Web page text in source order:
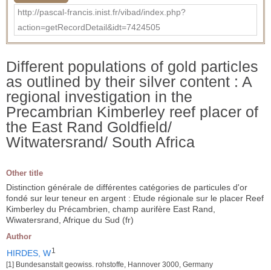
http://pascal-francis.inist.fr/vibad/index.php?
action=getRecordDetail&idt=7424505
Different populations of gold particles
as outlined by their silver content : A
regional investigation in the
Precambrian Kimberley reef placer of
the East Rand Goldfield/
Witwatersrand/ South Africa
Other title
Distinction générale de différentes catégories de particules d'or
fondé sur leur teneur en argent : Etude régionale sur le placer Reef
Kimberley du Précambrien, champ aurifère East Rand,
Wiwatersrand, Afrique du Sud (fr)
Author
HIRDES, W1
[1] Bundesanstalt geowiss. rohstoffe, Hannover 3000, Germany